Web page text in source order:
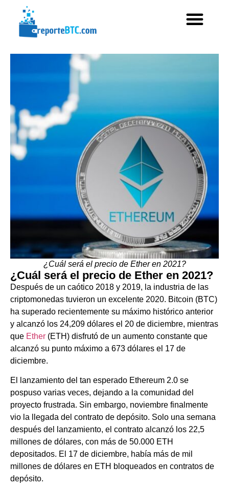
¿Cuál será el precio de Ether en 2021?
¿Cuál será el precio de Ether en 2021?
Después de un caótico 2018 y 2019, la industria de las
criptomonedas tuvieron un excelente 2020. Bitcoin (BTC)
ha superado recientemente su máximo histórico anterior
y alcanzó los 24,209 dólares el 20 de diciembre, mientras
que Ether (ETH) disfrutó de un aumento constante que
alcanzó su punto máximo a 673 dólares el 17 de
diciembre.
El lanzamiento del tan esperado Ethereum 2.0 se
pospuso varias veces, dejando a la comunidad del
proyecto frustrada. Sin embargo, noviembre finalmente
vio la llegada del contrato de depósito. Solo una semana
después del lanzamiento, el contrato alcanzó los 22,5
millones de dólares, con más de 50.000 ETH
depositados. El 17 de diciembre, había más de mil
millones de dólares en ETH bloqueados en contratos de
depósito.